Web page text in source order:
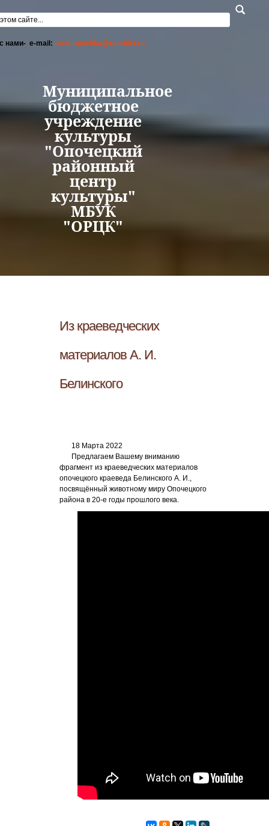
поиска
нами- e-mail: orck-opochka@rambler.ru
Муниципальное
бюджетное
учреждение
культуры
"Опочецкий
районный
центр
культуры"
МБУК
"ОРЦК"
Из краеведческих
материалов А. И.
Белинского
18 Марта 2022
Предлагаем Вашему вниманию
фрагмент из краеведческих материалов
опочецкого краеведа Белинского А. И.,
посвящённый животному миру Опочецкого
района в 20-е годы прошлого века.